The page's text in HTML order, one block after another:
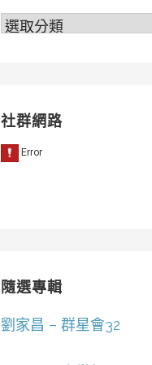
分
社群網路
隨選專輯
劉家昌 – 群星會32